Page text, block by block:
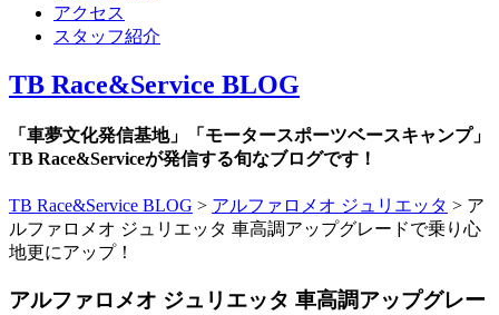
アクセス
スタッフ紹介
TB Race&Service BLOG
「車夢文化発信基地」「モータースポーツベースキャンプ」
TB Race&Serviceが発信する旬なブログです！
TB Race&Service BLOG > アルファロメオ ジュリエッタ > ア
ルファロメオ ジュリエッタ 車高調アップグレードで乗り心
地更にアップ！
アルファロメオ ジュリエッタ 車高調アップグレー